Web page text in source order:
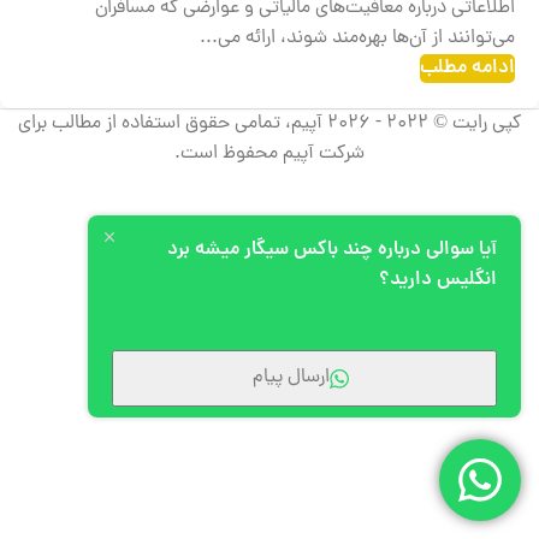
اطلاعاتی درباره معافیت‌های مالیاتی و عوارضی که مسافران
می‌توانند از آن‌ها بهره‌مند شوند، ارائه می‌...
ادامه مطلب
کپی رایت © 2022 - 2026 آپیم، تمامی حقوق استفاده از مطالب برای
شرکت آپیم محفوظ است.
آیا سوالی درباره چند باکس سیگار میشه برد
انگلیس دارید؟
ارسال پیام